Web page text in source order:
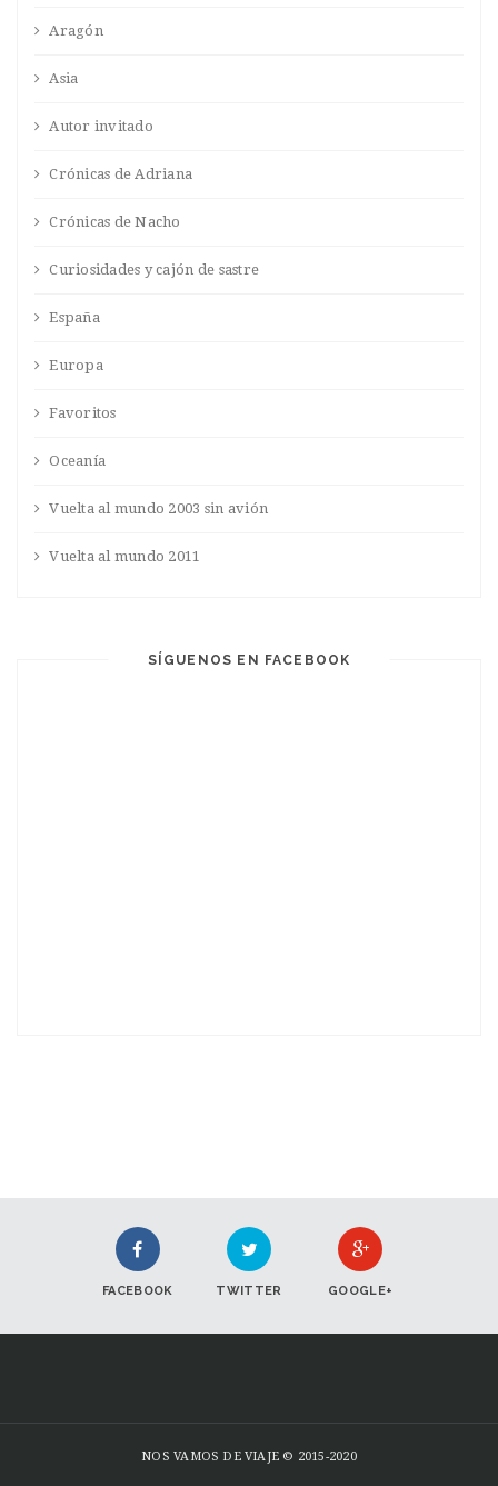
Aragón
Asia
Autor invitado
Crónicas de Adriana
Crónicas de Nacho
Curiosidades y cajón de sastre
España
Europa
Favoritos
Oceanía
Vuelta al mundo 2003 sin avión
Vuelta al mundo 2011
SÍGUENOS EN FACEBOOK
FACEBOOK TWITTER GOOGLE+
NOS VAMOS DE VIAJE © 2015-2020